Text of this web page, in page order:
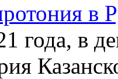
в
года, в